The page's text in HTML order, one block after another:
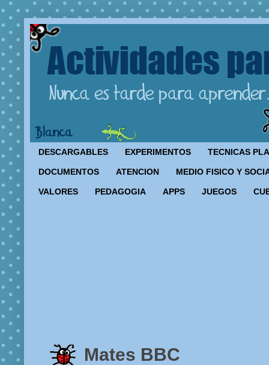
DESCARGABLES EXPERIMENTOS TECNICAS
DOCUMENTOS ATENCION MEDIO FISICO Y
VALORES PEDAGOGIA APPS JUEGOS
Mates BBC